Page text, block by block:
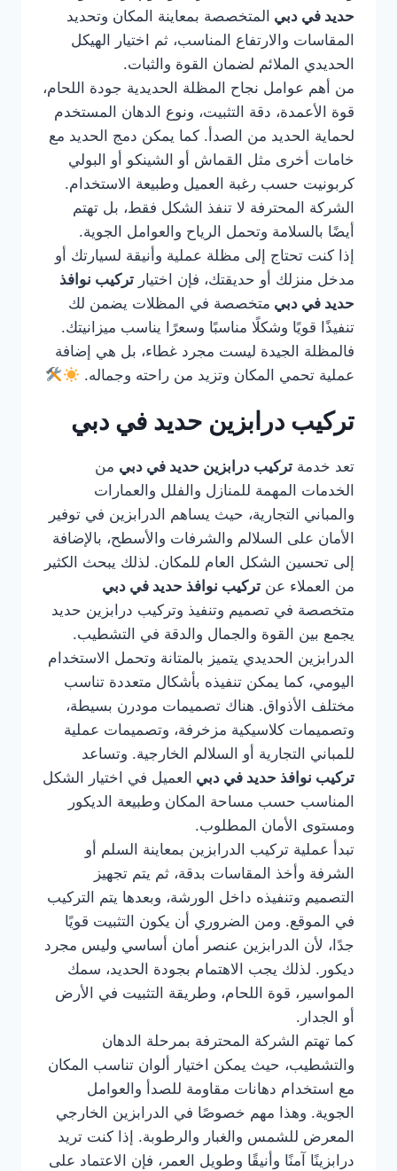
حديد في دبي المتخصصة بمعاينة المكان وتحديد
المقاسات والارتفاع المناسب، ثم اختيار الهيكل
الحديدي الملائم لضمان القوة والثبات.
من أهم عوامل نجاح المظلة الحديدية جودة اللحام،
قوة الأعمدة، دقة التثبيت، ونوع الدهان المستخدم
لحماية الحديد من الصدأ. كما يمكن دمج الحديد مع
خامات أخرى مثل القماش أو الشينكو أو البولي
كربونيت حسب رغبة العميل وطبيعة الاستخدام.
الشركة المحترفة لا تنفذ الشكل فقط، بل تهتم
أيضًا بالسلامة وتحمل الرياح والعوامل الجوية.
إذا كنت تحتاج إلى مظلة عملية وأنيقة لسيارتك أو
مدخل منزلك أو حديقتك، فإن اختيار تركيب نوافذ
حديد في دبي متخصصة في المظلات يضمن لك
تنفيذًا قويًا وشكلًا مناسبًا وسعرًا يناسب ميزانيتك.
فالمظلة الجيدة ليست مجرد غطاء، بل هي إضافة
عملية تحمي المكان وتزيد من راحته وجماله.
تركيب درابزين حديد في دبي
تعد خدمة تركيب درابزين حديد في دبي من
الخدمات المهمة للمنازل والفلل والعمارات
والمباني التجارية، حيث يساهم الدرابزين في توفير
الأمان على السلالم والشرفات والأسطح، بالإضافة
إلى تحسين الشكل العام للمكان. لذلك يبحث الكثير
من العملاء عن تركيب نوافذ حديد في دبي
متخصصة في تصميم وتنفيذ وتركيب درابزين حديد
يجمع بين القوة والجمال والدقة في التشطيب.
الدرابزين الحديدي يتميز بالمتانة وتحمل الاستخدام
اليومي، كما يمكن تنفيذه بأشكال متعددة تناسب
مختلف الأذواق. هناك تصميمات مودرن بسيطة،
وتصميمات كلاسيكية مزخرفة، وتصميمات عملية
للمباني التجارية أو السلالم الخارجية. وتساعد
تركيب نوافذ حديد في دبي العميل في اختيار الشكل
المناسب حسب مساحة المكان وطبيعة الديكور
ومستوى الأمان المطلوب.
تبدأ عملية تركيب الدرابزين بمعاينة السلم أو
الشرفة وأخذ المقاسات بدقة، ثم يتم تجهيز
التصميم وتنفيذه داخل الورشة، وبعدها يتم التركيب
في الموقع. ومن الضروري أن يكون التثبيت قويًا
جدًا، لأن الدرابزين عنصر أمان أساسي وليس مجرد
ديكور. لذلك يجب الاهتمام بجودة الحديد، سمك
المواسير، قوة اللحام، وطريقة التثبيت في الأرض
أو الجدار.
كما تهتم الشركة المحترفة بمرحلة الدهان
والتشطيب، حيث يمكن اختيار ألوان تناسب المكان
مع استخدام دهانات مقاومة للصدأ والعوامل
الجوية. وهذا مهم خصوصًا في الدرابزين الخارجي
المعرض للشمس والغبار والرطوبة. إذا كنت تريد
درابزينًا آمنًا وأنيقًا وطويل العمر، فإن الاعتماد على